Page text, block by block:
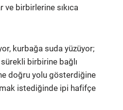
ve birbirlerine sıkıca
kurbağa suda yüzüyor;
birbirine bağlı
doğru yolu gösterdiğine
istediğinde ipi hafifçe